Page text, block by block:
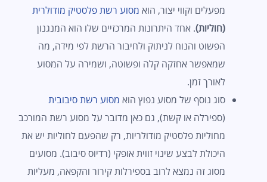
מפעלים וקווי יצור, הוא מסוע רשת פלסטיק מודולרית
(חוליות). אחד היתרונות המרכזיים שלו הוא המנגנון
הפשוט והנוח לניתוק ולחיבור הרשת לפי מידה, מה
שמאפשר אחזקה קלה ופשוטה, ושמירה על המסוע
לאורך זמן.
סוג נוסף של מסוע נפוץ הוא מסוע רשת סיבובית
(ספירלה או קשת), גם כאן מדובר על מסוע רשת המורכב
מחוליות פלסטיק מודולריות, רק שהפעם לחוליות יש את
היכולת לבצע שינוי זווית אופקי (רדיוס סיבוב). מסועים
מסוג זה נמצא לרוב בספירלות קירור והקפאה, מעליות